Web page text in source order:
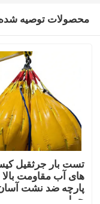
محصولات توصیه
تست بار جرثقیل
های آب مقاومت بالا
پارچه ضد نشت
حمل